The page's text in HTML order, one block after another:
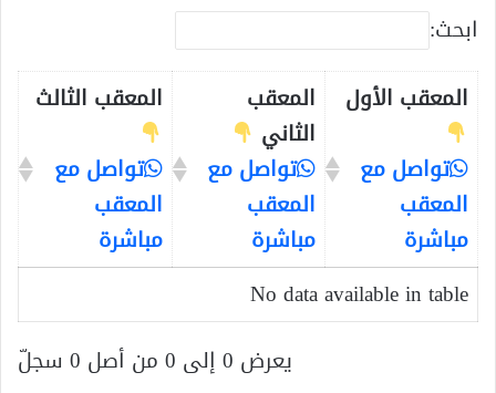
ابحث:
المعقب الأول
تواصل مع
المعقب
مباشرة
المعقب
الثاني
تواصل مع
المعقب
مباشرة
المعقب الثالث
تواصل مع
المعقب
مباشرة
No data available in table
يعرض 0 إلى 0 من أصل 0 سجلّ